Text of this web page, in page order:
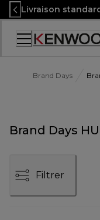
Skip
to
Content
Livraison
Accessibility
Brand Days
Brand Days HU
Filtrer